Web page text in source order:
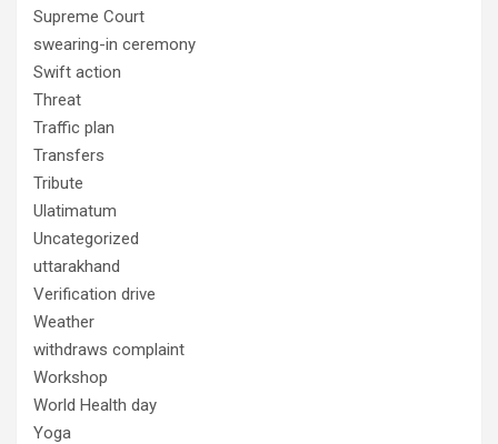
Supreme Court
swearing-in ceremony
Swift action
Threat
Traffic plan
Transfers
Tribute
Ulatimatum
Uncategorized
uttarakhand
Verification drive
Weather
withdraws complaint
Workshop
World Health day
Yoga